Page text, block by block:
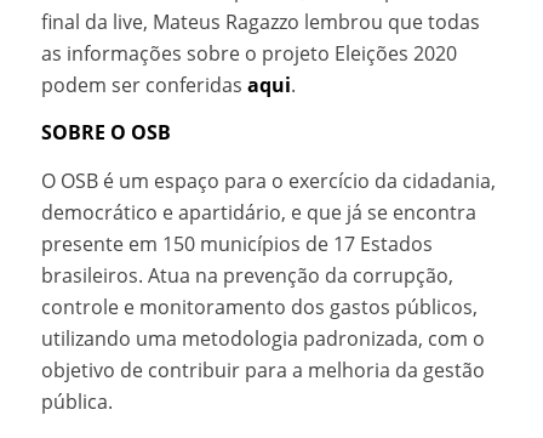
final da live, Mateus Ragazzo lembrou que todas
as informações sobre o projeto Eleições 2020
podem ser conferidas aqui.
SOBRE O OSB
O OSB é um espaço para o exercício da cidadania,
democrático e apartidário, e que já se encontra
presente em 150 municípios de 17 Estados
brasileiros. Atua na prevenção da corrupção,
controle e monitoramento dos gastos públicos,
utilizando uma metodologia padronizada, com o
objetivo de contribuir para a melhoria da gestão
pública.